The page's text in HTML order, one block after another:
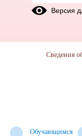
Обучающимся
Версия
Сведения